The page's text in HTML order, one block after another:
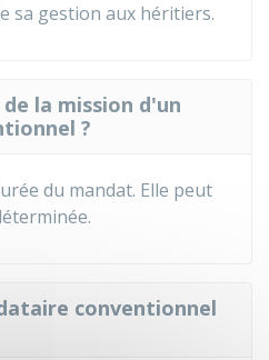
sa gestion aux héritiers.
la mission d'un
?
du mandat. Elle peut
conventionnel